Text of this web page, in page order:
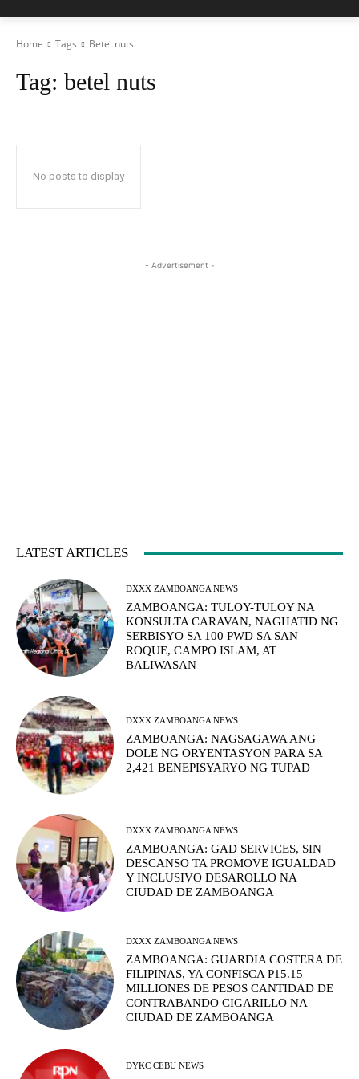
Home Tags Betel nuts
Tag: betel nuts
No posts to display
- Advertisement -
LATEST ARTICLES
DXXX ZAMBOANGA NEWS
ZAMBOANGA: TULOY-TULOY NA
KONSULTA CARAVAN, NAGHATID NG
SERBISYO SA 100 PWD SA SAN
ROQUE, CAMPO ISLAM, AT
BALIWASAN
DXXX ZAMBOANGA NEWS
ZAMBOANGA: NAGSAGAWA ANG
DOLE NG ORYENTASYON PARA SA
2,421 BENEPISYARYO NG TUPAD
DXXX ZAMBOANGA NEWS
ZAMBOANGA: GAD SERVICES, SIN
DESCANSO TA PROMOVE IGUALDAD
Y INCLUSIVO DESAROLLO NA
CIUDAD DE ZAMBOANGA
DXXX ZAMBOANGA NEWS
ZAMBOANGA: GUARDIA COSTERA DE
FILIPINAS, YA CONFISCA P15.15
MILLIONES DE PESOS CANTIDAD DE
CONTRABANDO CIGARILLO NA
CIUDAD DE ZAMBOANGA
DYKC CEBU NEWS